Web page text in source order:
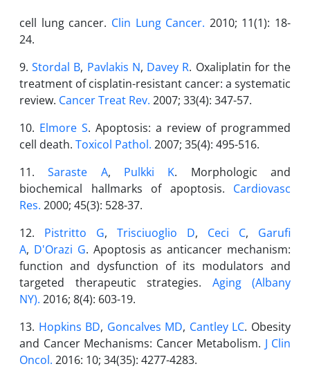
cell lung cancer. Clin Lung Cancer. 2010; 11(1): 18-
24.
9.Stordal B, Pavlakis N, Davey R. Oxaliplatin for the
treatment of cisplatin-resistant cancer: a systematic
review. Cancer Treat Rev. 2007; 33(4): 347-57.
10. Elmore S. Apoptosis: a review of programmed
cell death. Toxicol Pathol. 2007; 35(4): 495-516.
11.Saraste A, Pulkki K. Morphologic and
biochemical hallmarks of apoptosis. Cardiovasc
Res. 2000; 45(3): 528-37.
12. Pistritto G, Trisciuoglio D, Ceci C, Garufi
A, D'Orazi G. Apoptosis as anticancer mechanism:
function and dysfunction of its modulators and
targeted therapeutic strategies. Aging (Albany
NY). 2016; 8(4): 603-19.
13. Hopkins BD, Goncalves MD, Cantley LC. Obesity
and Cancer Mechanisms: Cancer Metabolism. J Clin
Oncol. 2016: 10; 34(35): 4277-4283.